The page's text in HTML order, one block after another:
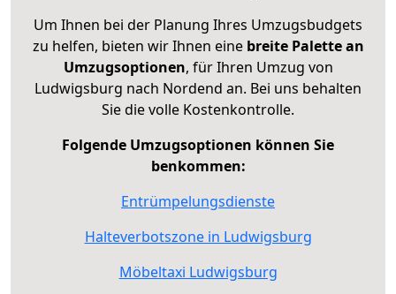
Um Ihnen bei der Planung Ihres Umzugsbudgets
zu helfen, bieten wir Ihnen eine breite Palette an
Umzugsoptionen, für Ihren Umzug von
Ludwigsburg nach Nordend an. Bei uns behalten
Sie die volle Kostenkontrolle.
Folgende Umzugsoptionen können Sie
benkommen:
Entrümpelungsdienste
Halteverbotszone in Ludwigsburg
Möbeltaxi Ludwigsburg